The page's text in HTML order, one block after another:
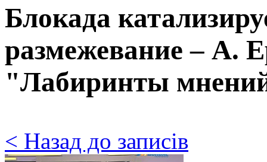
Блокада
размежевание – А.
"Лабиринты
< Назад до записів